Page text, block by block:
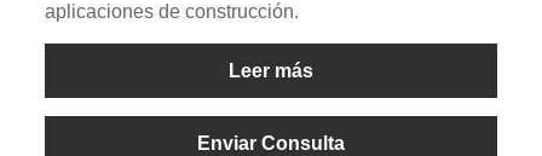
aplicaciones de construcción.
Leer más
Enviar Consulta